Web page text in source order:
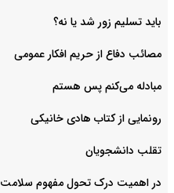
باید تسلیم زور شد یا نه؟
مصائب دفاع از حریم افکار عمومی
مبادله می‌کنم پس هستم
رونمایی از کتاب هادی خانیکی
‌تقلب دانشجویان
در اهمیت درک تحول مفهوم سلامت